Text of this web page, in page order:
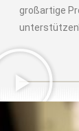
großartige